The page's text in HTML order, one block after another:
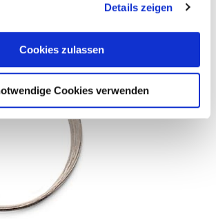
Details zeigen
Cookies zulassen
Cookies verwenden
zart